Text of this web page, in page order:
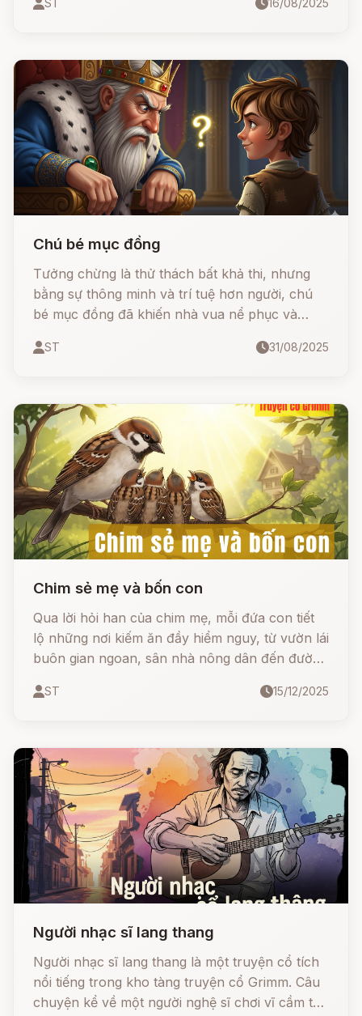
mắt quỷ. Câu chuyện vừa huyền bí, vừa mang
ST 16/08/2025
Chú bé mục đồng
Tưởng chừng là thử thách bất khả thi, nhưng
bằng sự thông minh và trí tuệ hơn người, chú
bé mục đồng đã khiến nhà vua nể phục và
vua.
ST 31/08/2025
Chim sẻ mẹ và bốn con
Qua lời hỏi han của chim mẹ, mỗi đứa con tiết
lộ những nơi kiếm ăn đầy hiểm nguy, từ vườn lái
buôn gian ngoan, sân nhà nông dân đến đường
con về những cái bẫy cụ thể (thòng lọng, đá
học quý giá từ đứa con út: "Ở hiền gặp lành".
Xem ngay để đắm chìm trong bối cảnh cổ tích
châu Âu, học cách nhìn thấu sự đời và biết tin
vào những điều tử tế!
ST 15/12/2025
Người nhạc sĩ lang thang
Người nhạc sĩ lang thang là một truyện cổ tích
nổi tiếng trong kho tàng truyện cổ Grimm. Câu
chuyện kể về một người nghệ sĩ chơi vĩ cầm tài